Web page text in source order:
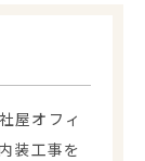
屋オフィ
装工事を